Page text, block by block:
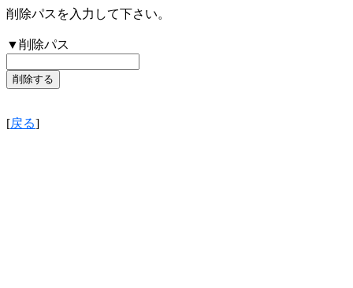
削除パスを入力して下さい。
▼削除パス
[戻る]